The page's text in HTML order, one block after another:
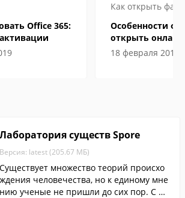
Office 365:
Как открыть файл
Особенности
открыть
компьютере
18 февраля 2019
Лаборатория существ Spore
Версия: latest (205.67 МБ)
Существует множество теорий происхо
ждения человечества, но к единому мне
нию ученые не пришли до сих пор. С по